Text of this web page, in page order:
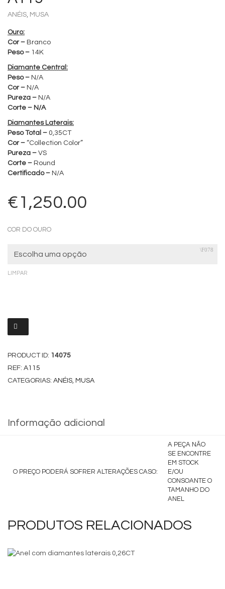
ANÉIS MUSA
Ouro:
Cor – Branco
Peso – 14K
Diamante Central:
Peso – N/A
Cor – N/A
Pureza – N/A
Corte – N/A
Diamantes Laterais:
Peso Total – 0,35CT
Cor – “Collection Color”
Pureza – VS
Corte – Round
Certificado – N/A
€1,250.00
COR DO OURO
LIMPAR
PRODUCT ID: 14075
REF: A115
CATEGORIAS: ANÉIS, MUSA
Informação adicional
O PREÇO PODERÁ SOFRER ALTERAÇÕES CASO:
A PEÇA NÃO
SE ENCONTRE
EM STOCK
E/OU
CONSOANTE O
TAMANHO DO
ANEL
PRODUTOS RELACIONADOS